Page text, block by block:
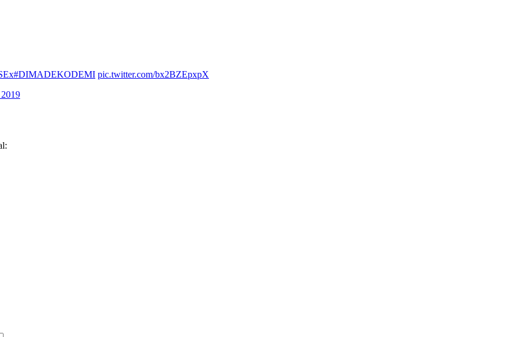
#DIMADEKODEMI pic.twitter.com/bx2BZEpxpX